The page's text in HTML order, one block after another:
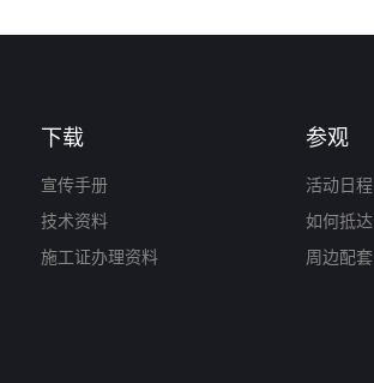
下载
宣传手册
技术资料
施工证办理资料
参观
活动日程
如何抵达
周边配套